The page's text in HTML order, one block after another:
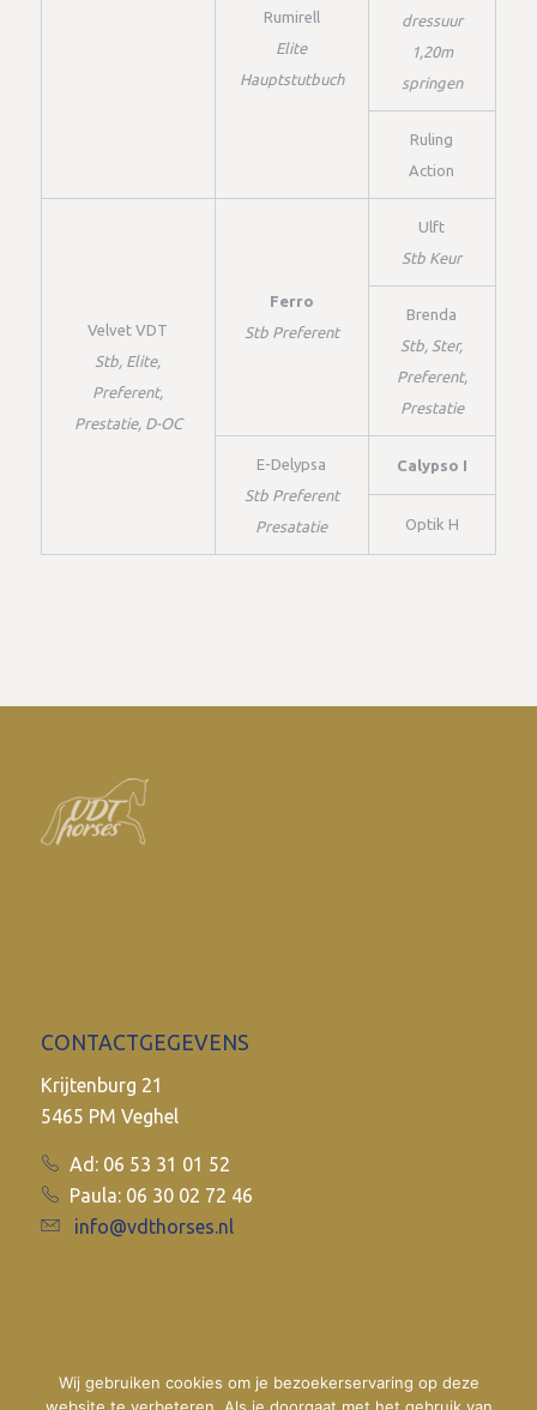
Rumirell
Elite
Hauptstutbuch
dressuur
1,20m
springen
Ruling
Action
Velvet VDT
Stb, Elite,
Preferent,
Prestatie, D-OC
Ferro
Stb Preferent
Ulft
Stb Keur
Brenda
Stb, Ster,
Preferent,
Prestatie
E-Delypsa
Stb Preferent
Presatatie
Calypso I
Optik H
CONTACTGEGEVENS
Krijtenburg 21
5465 PM Veghel
Ad: 06 53 31 01 52
Paula: 06 30 02 72 46
info@vdthorses.nl
Wij gebruiken cookies om je bezoekerservaring op deze